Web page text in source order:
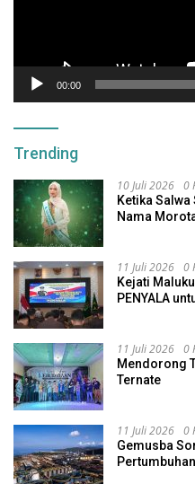
00:00
Trending
10 Juli 2026 0
Ketika
Nama
11 Juli 2026 0
Kejati
PENYALA
11 Juli 2026 0
Mendorong
Ternate
11 Juli 2026 0
Gemusba